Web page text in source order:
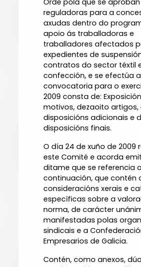
Orde pola que se
reguladoras para a
axudas dentro do
apoio ás traballadoras e
traballadores afectados
expedientes de
contratos do sector téxtil
confección, e se efectúa
convocatoria para o
2009 consta de:
motivos, dezaoito artigos,
disposicións adicionais e
disposicións finais.
O día 24 de xuño de 2009
este Comité e acorda
ditame que se referencia a
continuación, que contén
consideracións xerais e
específicas sobre a
norma, de carácter
manifestadas polas
sindicais e a
Empresarios de Galicia.
Contén, como anexos,